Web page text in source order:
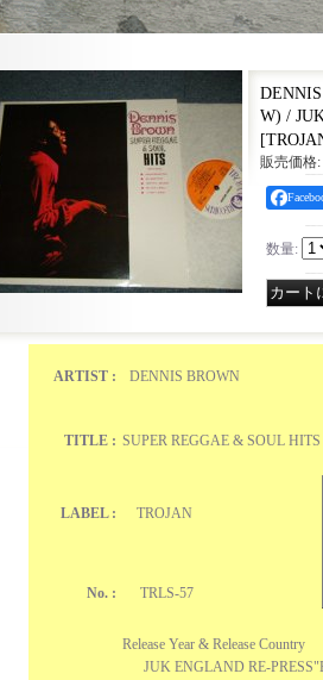
W) /
[
販売価格:
数量:
ARTIST : DENNIS BROWN
TITLE : SUPER REGGAE & SOUL HITS
LABEL : TROJAN
No. :
TRLS-57
Release Year & Release Country
JUK ENGLAND RE-